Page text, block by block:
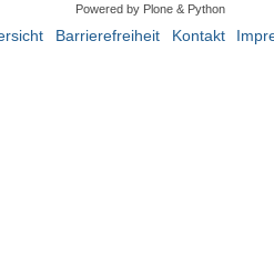
Powered by Plone & Python
Barrierefreiheit Kontakt